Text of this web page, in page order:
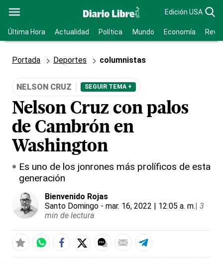
Edición USA
Última Hora Actualidad Política Mundo Economía
Portada Deportes columnistas
NELSON CRUZ SEGUIR TEMA +
Nelson Cruz con palos
de Cambrón en
Washington
Es uno de los jonrones más prolíficos de esta
generación
Bienvenido Rojas
Santo Domingo - mar. 16, 2022 | 12:05 a. m.| 3
min de lectura